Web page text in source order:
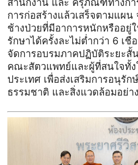
สำนักงาน และ ครุภัณฑ์ทางก
การก่อสร้างแล้วเสร็จตามแผน
ช้างป่วยที่มีอาการหนักหรืออยู่
รักษาได้ครั้งละไม่ต่ำกว่า 6 เชื
จัดการอบรมภาคปฏิบัติระยะสั้
คณะสัตวแพทย์และผู้ที่สนใจทั้ง
ประเทศ เพื่อส่งเสริมการอนุรัก
ธรรมชาติ และสิ่งแวดล้อมอย่า